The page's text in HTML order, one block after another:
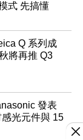
式 先搞懂
Q 系列成
將再推 Q3
發表
光元件與 15